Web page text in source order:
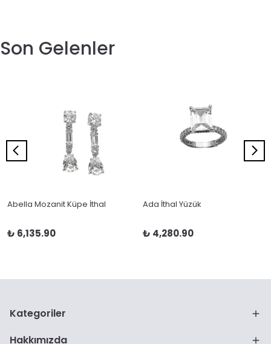
Son Gelenler
Abella Mozanit Küpe İthal
₺ 6,135.90
Ada İthal Yüzük
₺ 4,280.90
Kategoriler
Hakkımızda